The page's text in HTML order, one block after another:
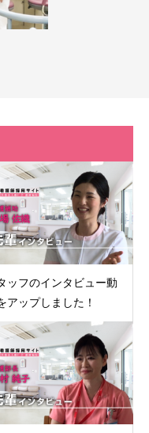
ッフのインタビュー動
アップしました！